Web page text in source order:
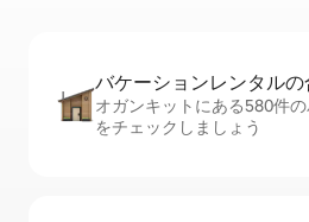
バケーションレ⁠ン⁠タ⁠ル⁠の
オガンキットにある580件
をチェックしましょう